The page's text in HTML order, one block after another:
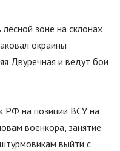
зоне на склонах
окраины
Двуречная и ведут бои
РФ на позиции ВСУ на
военкора, занятие
выйти с